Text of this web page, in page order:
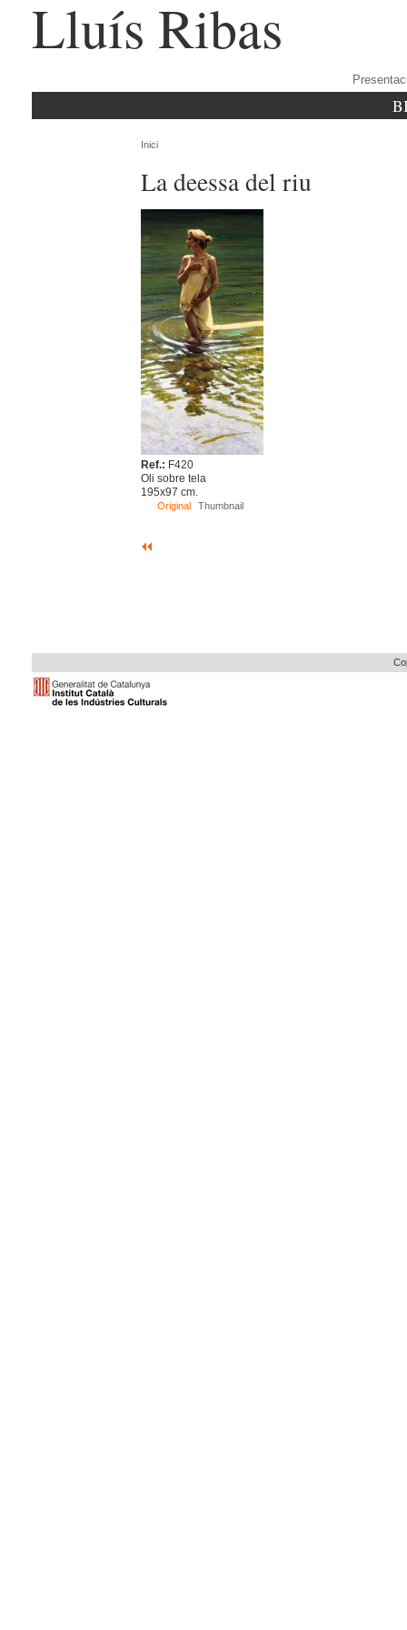
Lluís Ribas
Inici
La deessa del riu
Ref.: F420
Oli sobre tela
195x97 cm.
Original Thumbnail